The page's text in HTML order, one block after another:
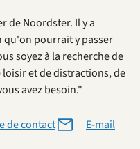
de Noordster. Il y a
qu'on pourrait y passer
soyez à la recherche de
et de distractions, de
avez besoin."
de contact E-mail